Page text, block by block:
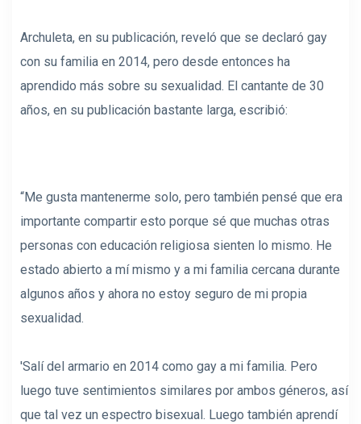
Archuleta, en su publicación, reveló que se declaró gay
con su familia en 2014, pero desde entonces ha
aprendido más sobre su sexualidad. El cantante de 30
años, en su publicación bastante larga, escribió:
“Me gusta mantenerme solo, pero también pensé que era
importante compartir esto porque sé que muchas otras
personas con educación religiosa sienten lo mismo. He
estado abierto a mí mismo y a mi familia cercana durante
algunos años y ahora no estoy seguro de mi propia
sexualidad.
'Salí del armario en 2014 como gay a mi familia. Pero
luego tuve sentimientos similares por ambos géneros, así
que tal vez un espectro bisexual. Luego también aprendí